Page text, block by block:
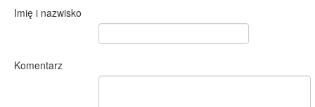
Imię i nazwisko
Komentarz